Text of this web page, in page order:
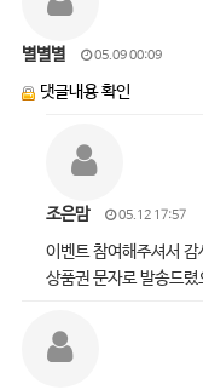
별별별 05.09 00:09
댓글내용 확인
조은맘 05.12 17:57
이벤트 참여해주셔서
상품권 문자로 발송드